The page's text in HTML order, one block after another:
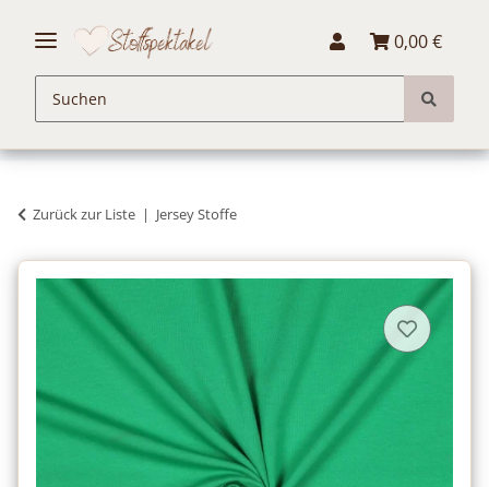
0,00 €
Zurück zur Liste Jersey Stoffe